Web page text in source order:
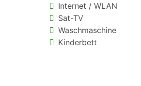
Internet / WLAN
Sat-TV
Waschmaschine
Kinderbett